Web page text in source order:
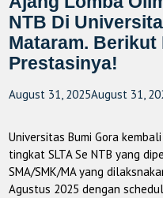
NTB Di
Mataram. Berikut
Prestasinya!
August 31, 2025August 31,
Universitas Bumi Gora
tingkat SLTA Se NTB yang
SMA/SMK/MA yang
Agustus 2025 dengan